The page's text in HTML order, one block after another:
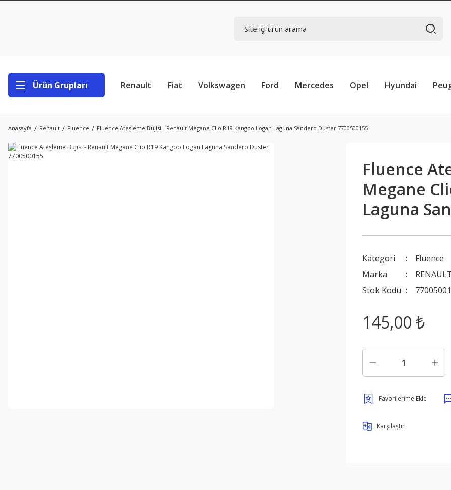
Ürün Grupları Renault Fiat Volkswagen Ford Mercedes Opel Hyundai
Anasayfa Renault Fluence Fluence Ateşleme Bujisi - Renault Megane Clio R19 Kangoo Logan Laguna Sandero Duster 7700500155
Fluence
Megane
Laguna
Kategori
Fluence
Marka
Stok Kodu
145,00 ₺
Karşılaştır